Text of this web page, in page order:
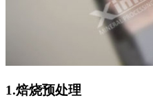
1.焙烧预处理